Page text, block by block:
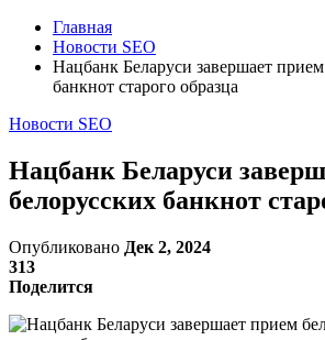
Главная
Новости SEO
Нацбанк Беларуси завершает
банкнот старого образца
Новости SEO
Нацбанк Беларуси
белорусских банкнот
Опубликовано Дек 2, 2024
313
Поделится